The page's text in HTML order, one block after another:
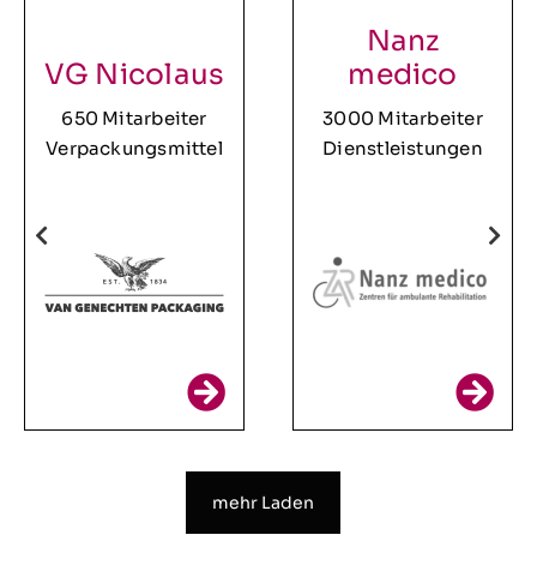
VG Nicolaus
650 Mitarbeiter
Verpackungsmittel
Nanz
medico
3000 Mitarbeiter
Dienstleistungen
mehr Laden